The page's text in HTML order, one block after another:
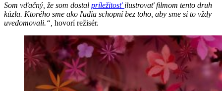
Som vďačný, že som dostal príležitosť ilustrovať filmom tento druh
kúzla. Ktorého sme ako ľudia schopní bez toho, aby sme si to vždy
uvedomovali.“, hovorí režisér.